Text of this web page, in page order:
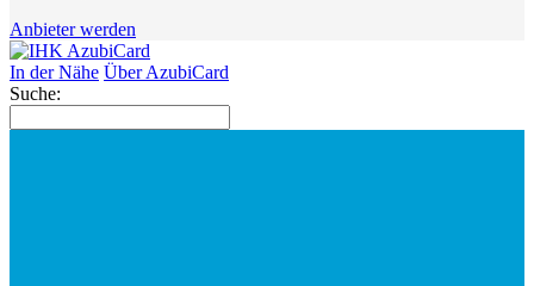
Anbieter werden
In der Nähe Über AzubiCard
Suche: